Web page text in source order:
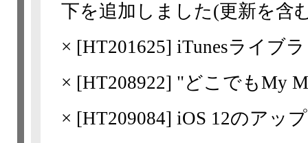
下を追加しました(更新を含
× [HT201625] iTunesライブ
× [HT208922] "どこでもMy
× [HT209084] iOS 12のアッ